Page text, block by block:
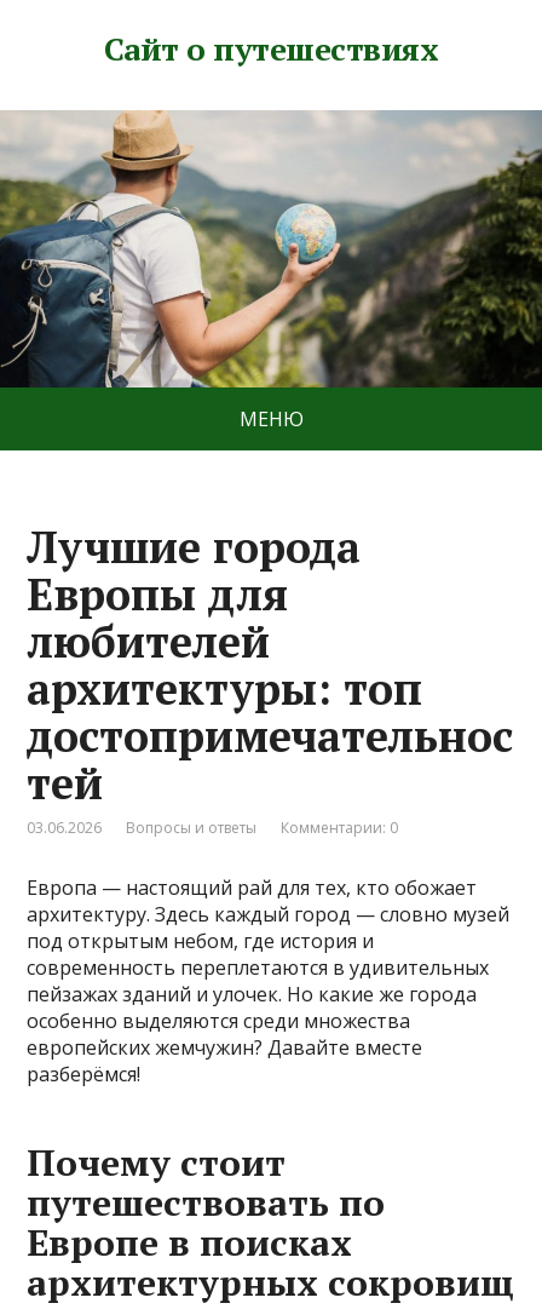
Сайт о путешествиях
МЕНЮ
Лучшие города
Европы для
любителей
архитектуры: топ
достопримечательнос
тей
03.06.2026 Вопросы и ответы Комментарии: 0
Европа — настоящий рай для тех, кто обожает
архитектуру. Здесь каждый город — словно музей
под открытым небом, где история и
современность переплетаются в удивительных
пейзажах зданий и улочек. Но какие же города
особенно выделяются среди множества
европейских жемчужин? Давайте вместе
разберёмся!
Почему стоит
путешествовать по
Европе в поисках
архитектурных сокровищ